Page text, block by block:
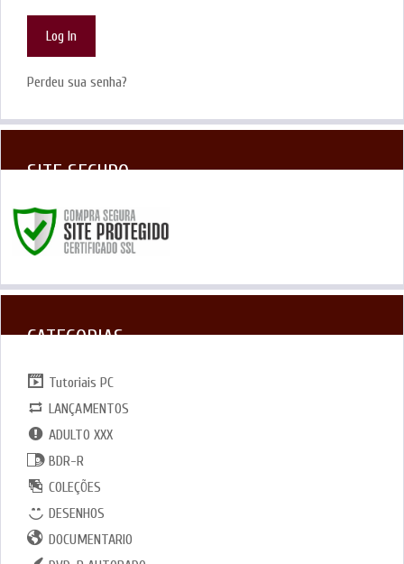
Perdeu sua senha?
SITE SEGURO
CATEGORIAS
Tutoriais PC
LANÇAMENTOS
ADULTO XXX
BDR-R
COLEÇÕES
DESENHOS
DOCUMENTARIO